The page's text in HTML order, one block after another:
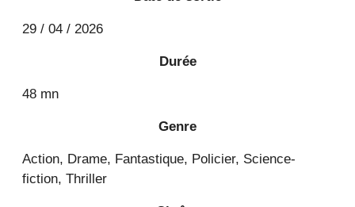
29 / 04 / 2026
Durée
48 mn
Genre
Action, Drame, Fantastique, Policier, Science-
fiction, Thriller